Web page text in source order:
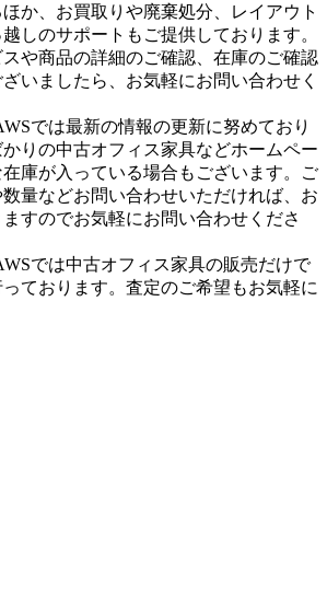
か、お買取りや廃棄処分、レイアウト
しのサポートもご提供しております。
や商品の詳細のご確認、在庫のご確認
いましたら、お気軽にお問い合わせく
では最新の情報の更新に努めており
りの中古オフィス家具などホームペー
庫が入っている場合もございます。ご
量などお問い合わせいただければ、お
すのでお気軽にお問い合わせくださ
では中古オフィス家具の販売だけで
ております。査定のご希望もお気軽に